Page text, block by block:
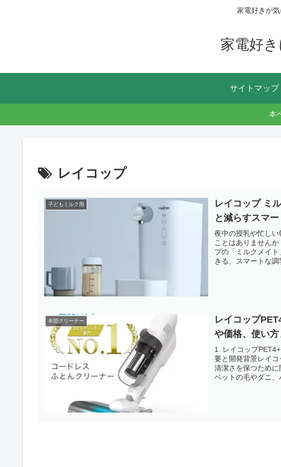
家電好きが
家電好
サイトマップ
本
レイコップ
子どもミルク用
レイコップ ミ
と減らすスマ
夜中の授乳や忙し
ことはありません
プの「ミルクメイ
きる、スマートな
布団クリーナー
レイコップ
や価格、使い方
1. レイコップ
要と開発背景レイ
清潔さを保つため
ペットの毛やダニ、